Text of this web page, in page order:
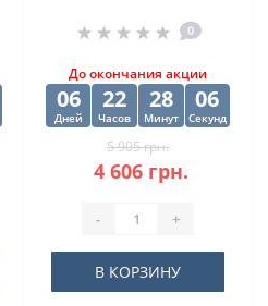
(10 шт) 12.5х98х151
0
До окончания акции
06
Дней
22
Часов
28
Минут
05
Секунд
5 905 грн.
4 606 грн.
- +
В КОРЗИНУ